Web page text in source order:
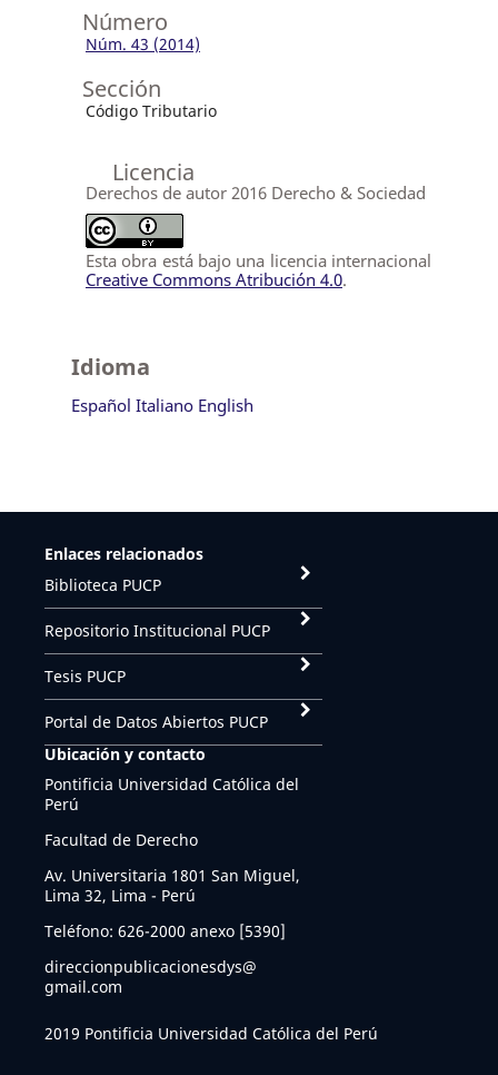
Número
Núm. 43 (2014)
Sección
Código Tributario
Licencia
Derechos de autor 2016 Derecho & Sociedad
Esta obra está bajo una licencia internacional
Creative Commons Atribución 4.0.
Idioma
Español Italiano English
Enlaces relacionados
Biblioteca PUCP
Repositorio Institucional PUCP
Tesis PUCP
Portal de Datos Abiertos PUCP
Ubicación y contacto
Pontificia Universidad Católica del
Perú
Facultad de Derecho
Av. Universitaria 1801 San Miguel,
Lima 32, Lima - Perú
Teléfono: 626-2000 anexo [5390]
direccionpublicacionesdys@
gmail.com
2019 Pontificia Universidad Católica del Perú